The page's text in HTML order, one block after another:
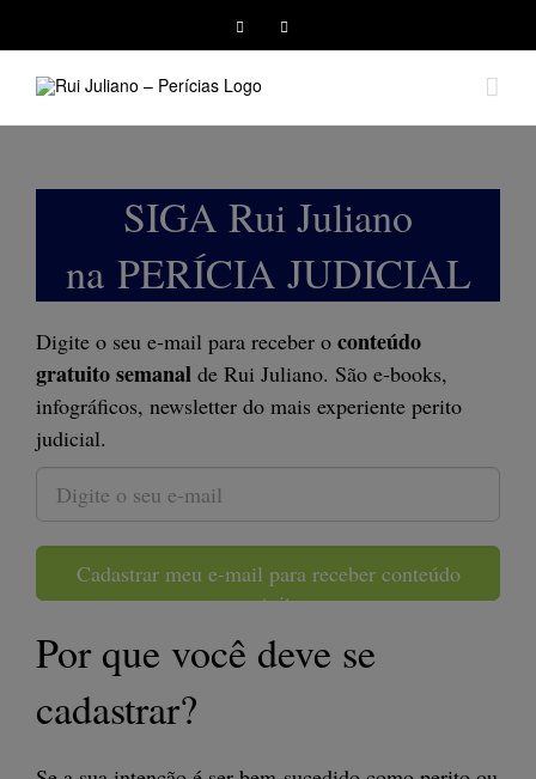
Facebook
SIGA Rui Juliano
na PERÍCIA JUDICIAL
Digite o seu e-mail para receber o conteúdo
gratuito semanal de Rui Juliano. São e-books,
infográficos, newsletter do mais experiente perito
judicial.
Cadastrar meu e-mail para receber conteúdo
gratuito
Por que você deve se
cadastrar?